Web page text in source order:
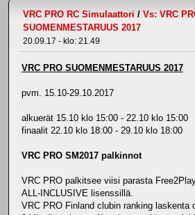
VRC PRO RC Simulaattori / Vs: VRC
SUOMENMESTARUUS 2017
20.09.17 - klo: 21.49
VRC PRO SUOMENMESTARUUS 2017
pvm. 15.10-29.10.2017
alkuerät 15.10 klo 15:00 - 22.10 klo 15:00
finaalit 22.10 klo 18:00 - 29.10 klo 18:00
VRC PRO SM2017 palkinnot
VRC PRO palkitsee viisi parasta
ALL-INCLUSIVE lisenssillä.
VRC PRO Finland clubin ranking laskenta